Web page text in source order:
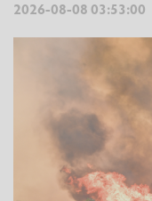
2026-08-08 03:53:00